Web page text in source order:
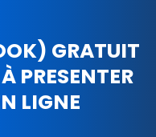
GRATUIT
PRESENTER
LIGNE